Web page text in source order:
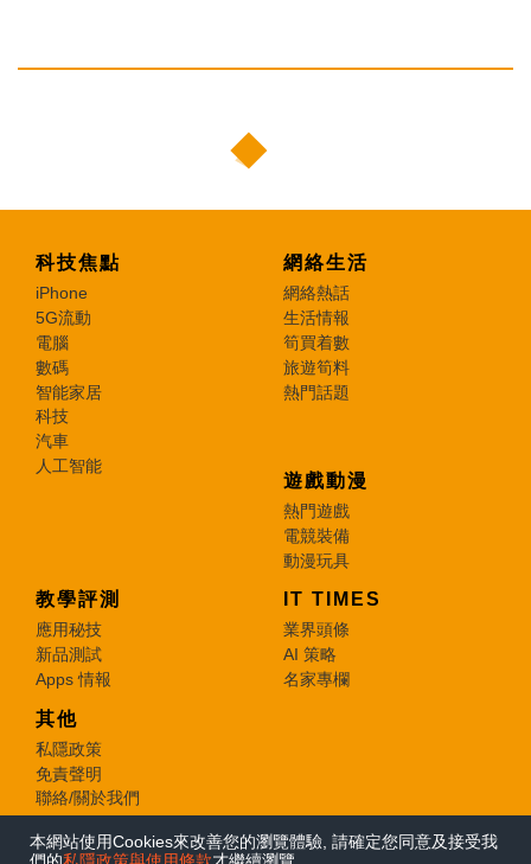
本網站使用Cookies來改善您的瀏覽體驗, 請確定您同意及接受我
科技焦點
iPhone
5G流動
電腦
數碼
智能家居
科技
汽車
人工智能
網絡生活
網絡熱話
生活情報
筍買着數
旅遊筍料
熱門話題
遊戲動漫
熱門遊戲
電競裝備
動漫玩具
教學評測
應用秘技
新品測試
Apps 情報
IT TIMES
業界頭條
AI 策略
名家專欄
其他
私隱政策
免責聲明
聯絡/關於我們
© 2026 e-zone. All Rights Reserved.